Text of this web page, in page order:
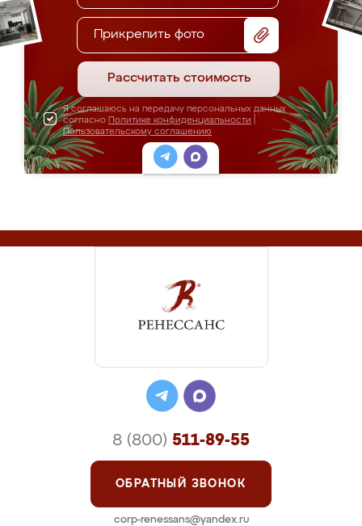
Прикрепить фото
Рассчитать стоимость
Я соглашаюсь на передачу персональных данных
согласно Политике конфиденциальности
Пользовательскому соглашению
8 (800) 511-89-55
ОБРАТНЫЙ ЗВОНОК
corp-renessans@yandex.ru